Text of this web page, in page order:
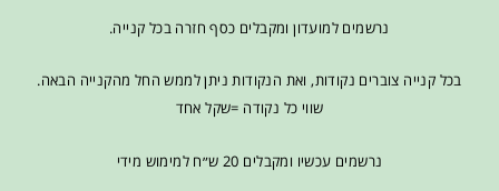
נרשמים למועדון ומקבלים כסף חזרה בכל קנייה.
בכל קנייה צוברים נקודות, ואת הנקודות ניתן לממש החל מהקנייה הבאה.
שווי כל נקודה =שקל אחד
נרשמים עכשיו ומקבלים 20 ש״ח למימוש מידי